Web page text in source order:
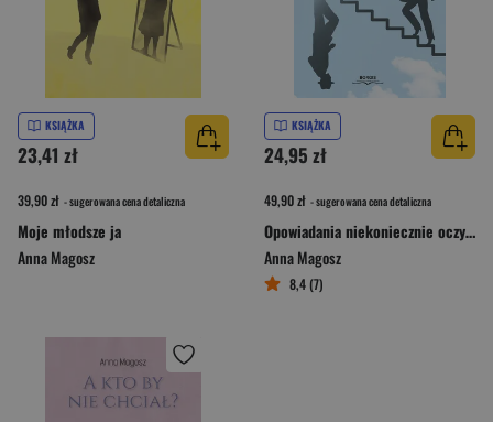
KSIĄŻKA
23,41 zł
39,90 zł - sugerowana cena detaliczna
Moje młodsze ja
Anna Magosz
KSIĄŻKA
24,95 zł
49,90 zł - sugerowana cena detaliczna
Opowiadania niekoniecznie oczywiste
Anna Magosz
8,4 (7)